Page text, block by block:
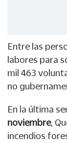
Entre las
labores para
mil 463
no
En la última
noviembre,
incendios